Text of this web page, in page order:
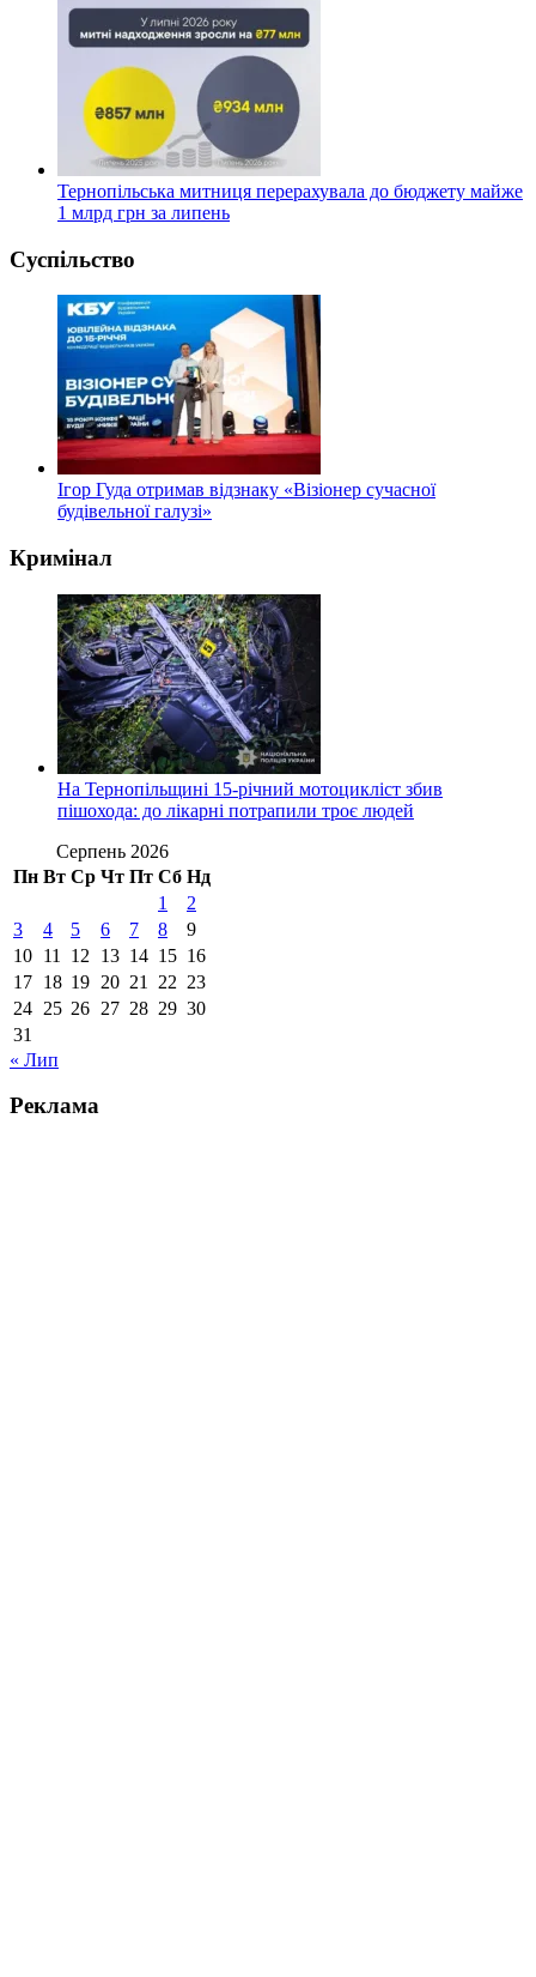
Тернопільська митниця перерахувала до бюджету майже
1 млрд грн за липень
Суспільство
Ігор Гуда отримав відзнаку «Візіонер сучасної
будівельної галузі»
Кримінал
На Тернопільщині 15-річний мотоцикліст збив
пішохода: до лікарні потрапили троє людей
Серпень 2026
Пн Вт Ср Чт Пт Сб Нд
1
2
3
4 5 6 7 8
9
10 11 12 13 14 15 16
17 18 19 20 21 22 23
24 25 26 27 28 29 30
31
« Лип
Реклама